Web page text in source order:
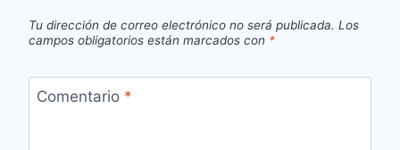
Tu dirección de correo electrónico no será publicada. Los
campos obligatorios están marcados con *
Comentario *